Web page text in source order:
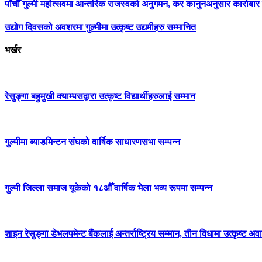
पाँचौँ गुल्मी महोत्सवमा आन्तरिक राजस्वको अनुगमन, कर कानुनअनुसार कारोबार
उद्योग दिवसको अवशरमा गुल्मीमा उत्कृष्ट उद्यमीहरु सम्मानित
भर्खर
रेसुङ्गा बहुमुखी क्याम्पसद्वारा उत्कृष्ट विद्यार्थीहरुलाई सम्मान
गुल्मीमा ब्याडमिन्टन संघको वार्षिक साधारणसभा सम्पन्न
गुल्मी जिल्ला समाज यूकेको १८औँ वार्षिक भेला भव्य रूपमा सम्पन्न
शाइन रेसुङ्गा डेभलपमेन्ट बैंकलाई अन्तर्राष्ट्रिय सम्मान, तीन विधामा उत्कृष्ट